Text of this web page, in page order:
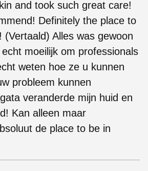
and took such great care!
Definitely the place to
(Vertaald) Alles was gewoon
moeilijk om professionals
weten hoe ze u kunnen
probleem kunnen
veranderde mijn huid en
Kan alleen maar
de place to be in